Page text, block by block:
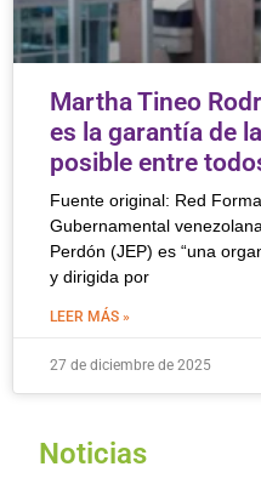
Martha Tineo
es la garantía de
posible entre
Fuente original: Red
Gubernamental
Perdón (JEP) es “una
y dirigida por
LEER MÁS »
27 de diciembre de 2025
Noticias